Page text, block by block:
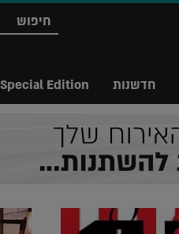
חדשנות Special Edition